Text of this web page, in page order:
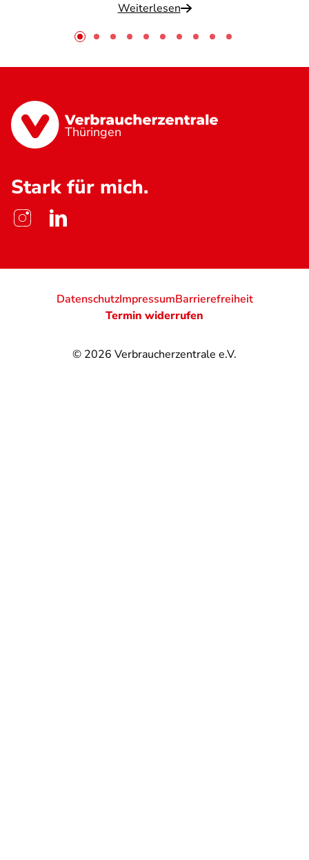
Weiterlesen
Thüringen
Stark für mich.
© 2026 Verbraucherzentrale e.V.
DatenschutzImpressumBarrierefreiheit
Termin widerrufen